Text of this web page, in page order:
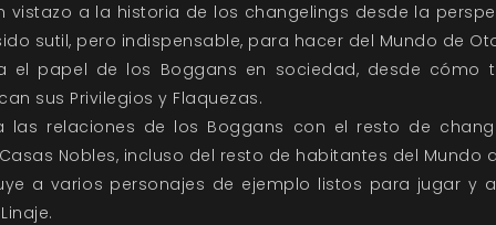
vistazo a la historia de los changelings desde la
sutil, pero indispensable, para hacer del Mundo de
el papel de los Boggans en sociedad, desde cómo
sus Privilegios y Flaquezas.
las relaciones de los Boggans con el resto de
Nobles, incluso del resto de habitantes del Mundo
a varios personajes de ejemplo listos para jugar y